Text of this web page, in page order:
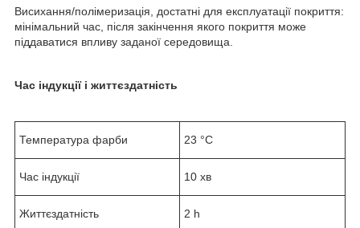
Висихання/полімеризація, достатні для експлуатації покриття:
мінімальний час, після закінчення якого покриття може
піддаватися впливу заданої середовища.
Час індукції і життєздатність
Температура фарби 23 °C
Час індукції 10 хв
Життєздатність 2 h